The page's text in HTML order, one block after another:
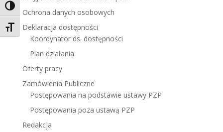
Toggle High Contrast
Toggle Font size
Ochrona danych osobowych
Deklaracja dostępności
Koordynator ds. dostępności
Plan działania
Oferty pracy
Zamówienia Publiczne
Postępowania na podstawie ustawy PZP
Postępowania poza ustawą PZP
Redakcja